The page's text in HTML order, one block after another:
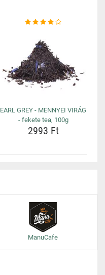
EARL GREY - MENNYEI VIRÁG
- fekete tea, 100g
2993 Ft
ManuCafe